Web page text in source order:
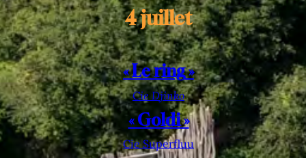
4 juillet
« Lering»
Cie Djinko
« Goldi »
Cie Superfluu